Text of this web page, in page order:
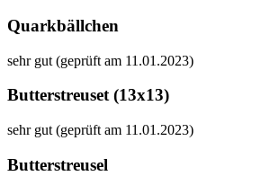
Quarkbällchen
sehr gut (geprüft am 11.01.2023)
Butterstreuset (13x13)
sehr gut (geprüft am 11.01.2023)
Butterstreusel